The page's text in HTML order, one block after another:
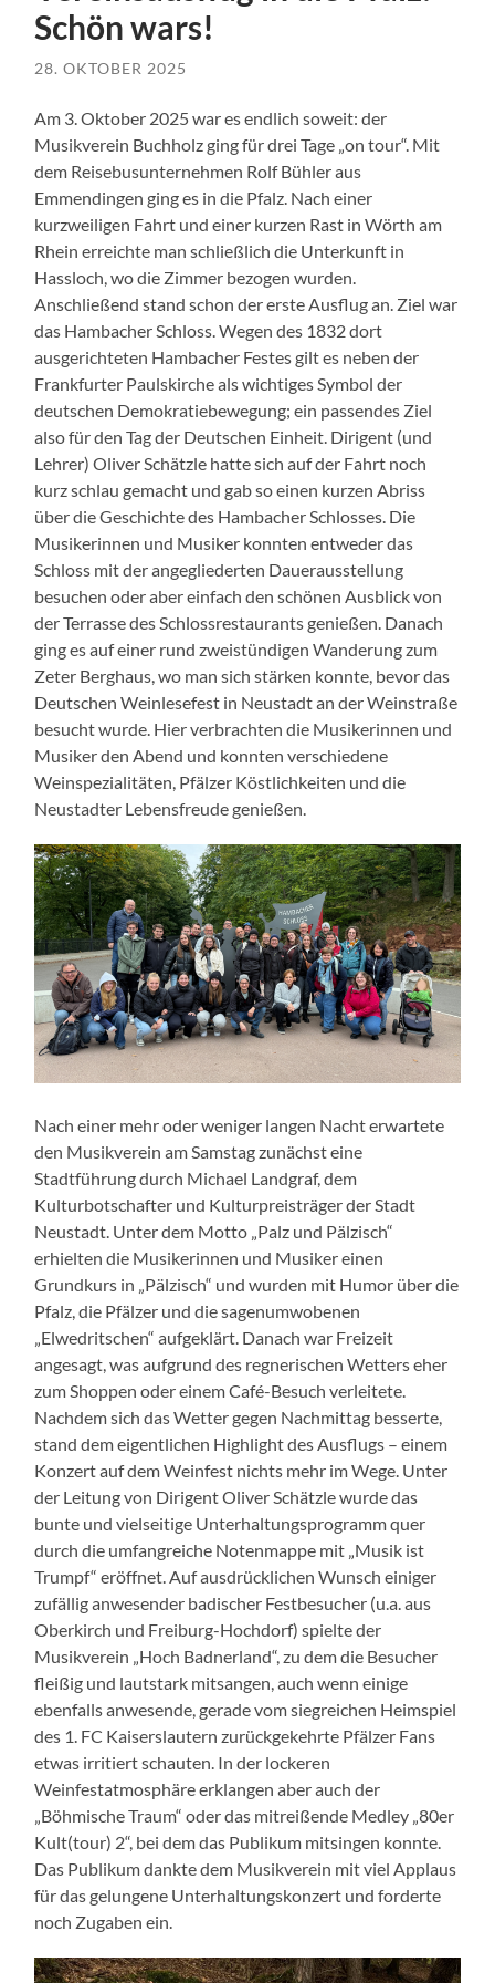
Schön wars!
28. OKTOBER 2025
Am 3. Oktober 2025 war es endlich soweit: der
Musikverein Buchholz ging für drei Tage „on tour“. Mit
dem Reisebusunternehmen Rolf Bühler aus
Emmendingen ging es in die Pfalz. Nach einer
kurzweiligen Fahrt und einer kurzen Rast in Wörth am
Rhein erreichte man schließlich die Unterkunft in
Hassloch, wo die Zimmer bezogen wurden.
Anschließend stand schon der erste Ausflug an. Ziel war
das Hambacher Schloss. Wegen des 1832 dort
ausgerichteten Hambacher Festes gilt es neben der
Frankfurter Paulskirche als wichtiges Symbol der
deutschen Demokratiebewegung; ein passendes Ziel
also für den Tag der Deutschen Einheit. Dirigent (und
Lehrer) Oliver Schätzle hatte sich auf der Fahrt noch
kurz schlau gemacht und gab so einen kurzen Abriss
über die Geschichte des Hambacher Schlosses. Die
Musikerinnen und Musiker konnten entweder das
Schloss mit der angegliederten Dauerausstellung
besuchen oder aber einfach den schönen Ausblick von
der Terrasse des Schlossrestaurants genießen. Danach
ging es auf einer rund zweistündigen Wanderung zum
Zeter Berghaus, wo man sich stärken konnte, bevor das
Deutschen Weinlesefest in Neustadt an der Weinstraße
besucht wurde. Hier verbrachten die Musikerinnen und
Musiker den Abend und konnten verschiedene
Weinspezialitäten, Pfälzer Köstlichkeiten und die
Neustadter Lebensfreude genießen.
Nach einer mehr oder weniger langen Nacht erwartete
den Musikverein am Samstag zunächst eine
Stadtführung durch Michael Landgraf, dem
Kulturbotschafter und Kulturpreisträger der Stadt
Neustadt. Unter dem Motto „Palz und Pälzisch“
erhielten die Musikerinnen und Musiker einen
Grundkurs in „Pälzisch“ und wurden mit Humor über die
Pfalz, die Pfälzer und die sagenumwobenen
„Elwedritschen“ aufgeklärt. Danach war Freizeit
angesagt, was aufgrund des regnerischen Wetters eher
zum Shoppen oder einem Café-Besuch verleitete.
Nachdem sich das Wetter gegen Nachmittag besserte,
stand dem eigentlichen Highlight des Ausflugs – einem
Konzert auf dem Weinfest nichts mehr im Wege. Unter
der Leitung von Dirigent Oliver Schätzle wurde das
bunte und vielseitige Unterhaltungsprogramm quer
durch die umfangreiche Notenmappe mit „Musik ist
Trumpf“ eröffnet. Auf ausdrücklichen Wunsch einiger
zufällig anwesender badischer Festbesucher (u.a. aus
Oberkirch und Freiburg-Hochdorf) spielte der
Musikverein „Hoch Badnerland“, zu dem die Besucher
fleißig und lautstark mitsangen, auch wenn einige
ebenfalls anwesende, gerade vom siegreichen Heimspiel
des 1. FC Kaiserslautern zurückgekehrte Pfälzer Fans
etwas irritiert schauten. In der lockeren
Weinfestatmosphäre erklangen aber auch der
„Böhmische Traum“ oder das mitreißende Medley „80er
Kult(tour) 2“, bei dem das Publikum mitsingen konnte.
Das Publikum dankte dem Musikverein mit viel Applaus
für das gelungene Unterhaltungskonzert und forderte
noch Zugaben ein.